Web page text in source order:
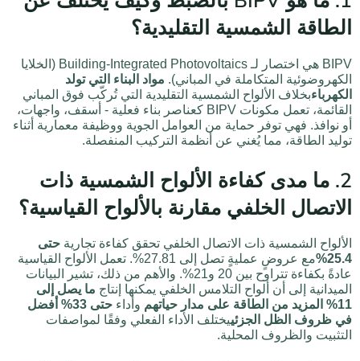
الطاقة الشمسية التقليدية؟
BIPV هي اختصار لـ Building-Integrated Photovoltaics (الخلايا
الكهروضوئية المتكاملة في المباني). مواد البناء التي تولد
الكهرباءبخلاف الألواح الشمسية التقليدية التي تُركّب فوق المباني
القائمة، تعمل مكونات BIPV كعناصر بناء فعلية - أسقف، واجهات،
أو نوافذ. فهي توفر حماية من العوامل الجوية ووظيفة معمارية أثناء
توليد الطاقة، مما يُغني عن أنظمة التركيب المنفصلة.
2. ما مدى كفاءة الألواح الشمسية ذات
الاتصال الخلفي مقارنة بالألواح القياسية؟
الألواح الشمسية ذات الاتصال الخلفي تحقق كفاءة تجارية حتى
25.4%
مع عروضٍ عمليةٍ تصل إلى 27.81%. تعمل الألواح القياسية
عادةً بكفاءة تتراوح بين 20 و21%. والأهم من ذلك، تشير البيانات
الميدانية إلى أن ألواح التلامس الخلفي يمكنها إنتاج ما يصل إلى
11% المزيد من الطاقة على مدار حياتهم
وأداء
حتى 33% أفضل
في ظروف الظل الجزئييختلف الأداء الفعلي وفقًا لمواصفات
التثبيت والظروف المحلية.